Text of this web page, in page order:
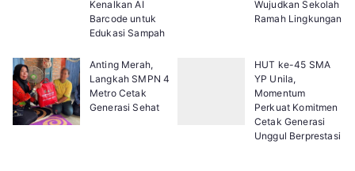
Kenalkan AI
Barcode untuk
Edukasi Sampah
Wujudkan Sekolah
Ramah Lingkungan
Anting Merah,
Langkah SMPN 4
Metro Cetak
Generasi Sehat
HUT ke-45 SMA
YP Unila,
Momentum
Perkuat Komitmen
Cetak Generasi
Unggul Berprestasi